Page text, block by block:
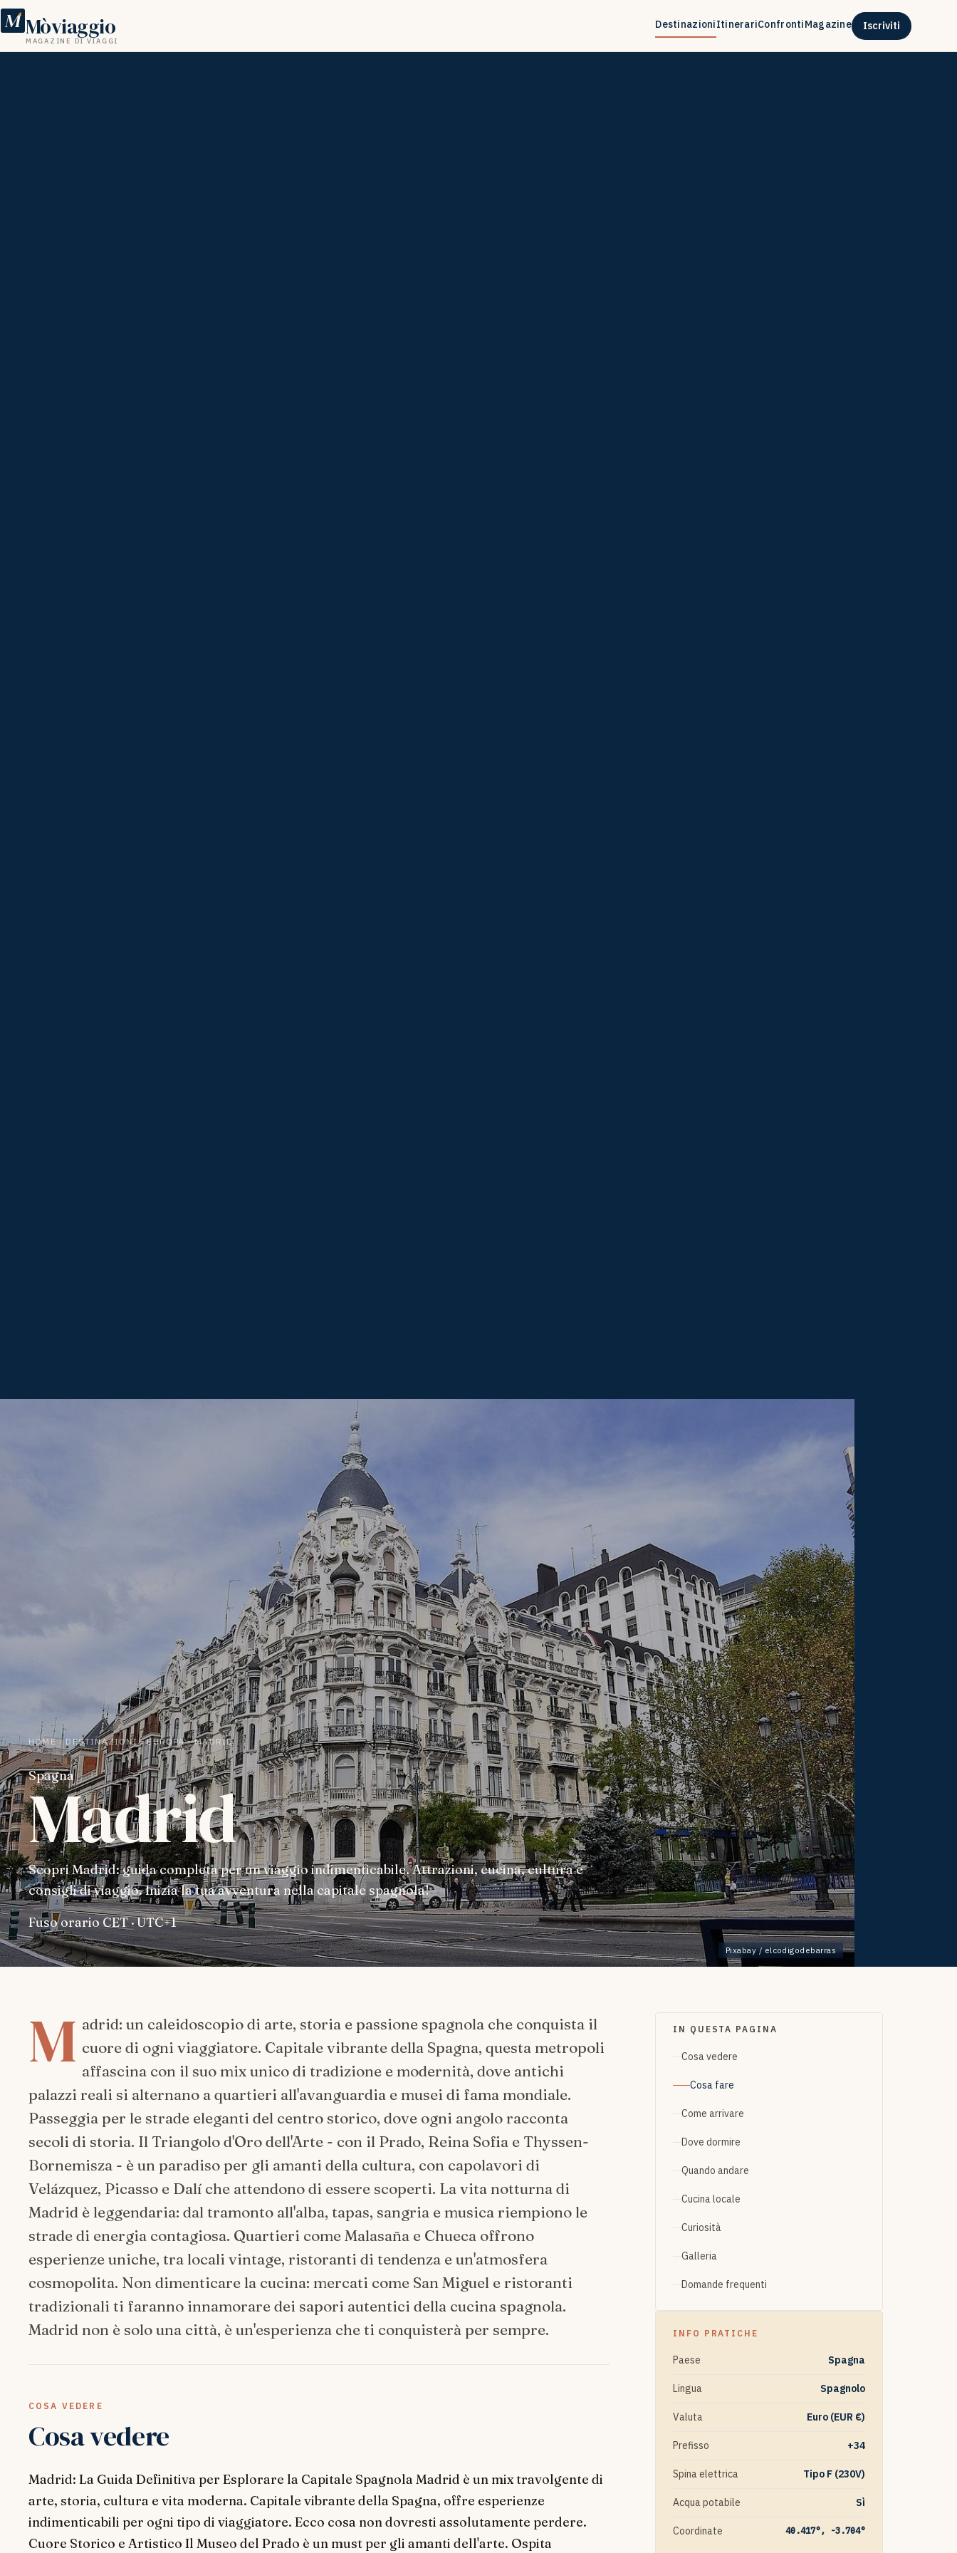
MMòviaggio
MAGAZINE DI VIAGGI
DestinazioniItinerariConfrontiMagazine Iscriviti
Pixabay / elcodigodebarras
HOME › DESTINAZIONI › EUROPA › MADRID
Spagna
Madrid
Scopri Madrid: guida completa per un viaggio indimenticabile. Attrazioni, cucina, cultura e
consigli di viaggio. Inizia la tua avventura nella capitale spagnola!
Fuso orario CET · UTC+1
M adrid: un caleidoscopio di arte, storia e passione spagnola che conquista il
cuore di ogni viaggiatore. Capitale vibrante della Spagna, questa metropoli
affascina con il suo mix unico di tradizione e modernità, dove antichi
palazzi reali si alternano a quartieri all'avanguardia e musei di fama mondiale.
Passeggia per le strade eleganti del centro storico, dove ogni angolo racconta
secoli di storia. Il Triangolo d'Oro dell'Arte - con il Prado, Reina Sofia e Thyssen-
Bornemisza - è un paradiso per gli amanti della cultura, con capolavori di
Velázquez, Picasso e Dalí che attendono di essere scoperti. La vita notturna di
Madrid è leggendaria: dal tramonto all'alba, tapas, sangria e musica riempiono le
strade di energia contagiosa. Quartieri come Malasaña e Chueca offrono
esperienze uniche, tra locali vintage, ristoranti di tendenza e un'atmosfera
cosmopolita. Non dimenticare la cucina: mercati come San Miguel e ristoranti
tradizionali ti faranno innamorare dei sapori autentici della cucina spagnola.
Madrid non è solo una città, è un'esperienza che ti conquisterà per sempre.
COSA VEDERE
Cosa vedere
Madrid: La Guida Definitiva per Esplorare la Capitale Spagnola Madrid è un mix travolgente di
arte, storia, cultura e vita moderna. Capitale vibrante della Spagna, offre esperienze
indimenticabili per ogni tipo di viaggiatore. Ecco cosa non dovresti assolutamente perdere.
Cuore Storico e Artistico Il Museo del Prado è un must per gli amanti dell'arte. Ospita
IN QUESTA PAGINA
Cosa vedere
Cosa fare
Come arrivare
Dove dormire
Quando andare
Cucina locale
Curiosità
Galleria
Domande frequenti
INFO PRATICHE
Paese Spagna
Lingua Spagnolo
Valuta Euro (EUR €)
Prefisso +34
Spina elettrica Tipo F (230V)
Acqua potabile Sì
Coordinate 40.417°, -3.704°